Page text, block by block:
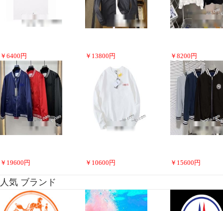
￥ 6400 円 ￥ 13800 円 ￥ 8200 円
￥ 19600 円 ￥ 10600 円 ￥ 15600 円
人気 ブランド